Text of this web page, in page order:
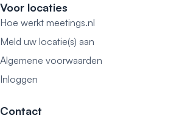
Voor locaties
Hoe werkt meetings.nl
Meld uw locatie(s) aan
Algemene voorwaarden
Inloggen
Contact